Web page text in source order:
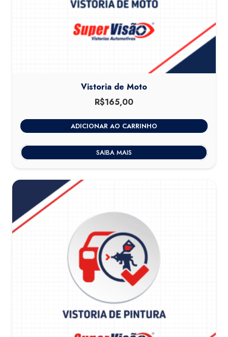
Vistoria de Moto
R$165,00
ADICIONAR AO CARRINHO
SAIBA MAIS